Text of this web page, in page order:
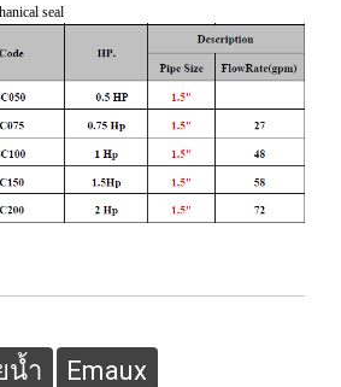
seal
น้ำ Emaux